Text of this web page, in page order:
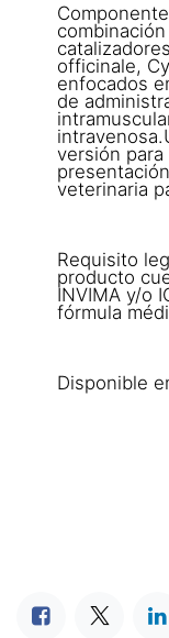
officinale,
enfocados
de
versión para
veterinaria
Requisito
producto
INVIMA y/o
fórmula
Disponible